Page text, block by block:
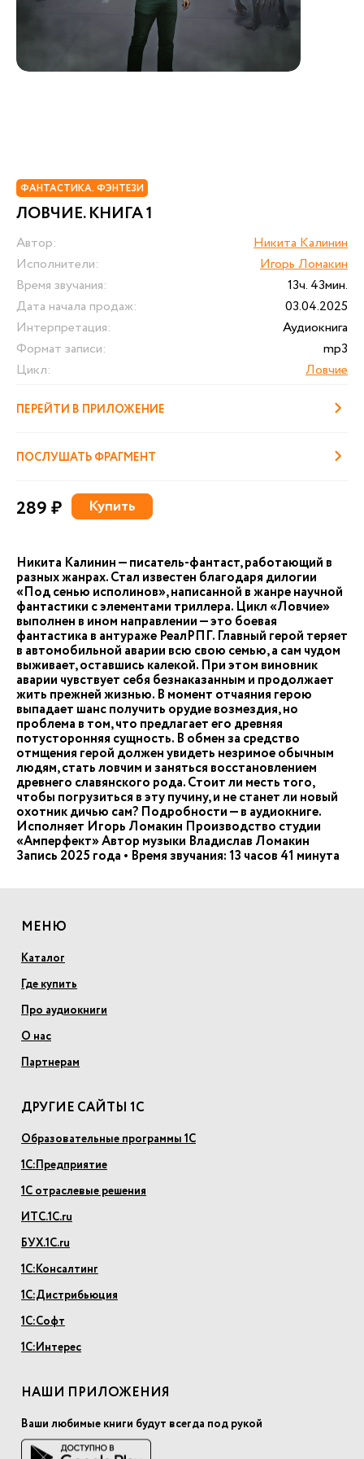
ФАНТАСТИКА. ФЭНТЕЗИ
ЛОВЧИЕ. КНИГА 1
Автор:
Никита Калинин
Исполнители:
Игорь Ломакин
Время звучания:
13ч. 43мин.
Дата начала продаж:
03.04.2025
Интерпретация:
Аудиокнига
Формат записи:
mp3
Цикл:
Ловчие
ПЕРЕЙТИ В ПРИЛОЖЕНИЕ
ПОСЛУШАТЬ ФРАГМЕНТ
289 ₽ Купить
Никита Калинин — писатель-фантаст, работающий в
разных жанрах. Стал известен благодаря дилогии
«Под сенью исполинов», написанной в жанре научной
фантастики с элементами триллера. Цикл «Ловчие»
выполнен в ином направлении — это боевая
фантастика в антураже РеалРПГ. Главный герой теряет
в автомобильной аварии всю свою семью, а сам чудом
выживает, оставшись калекой. При этом виновник
аварии чувствует себя безнаказанным и продолжает
жить прежней жизнью. В момент отчаяния герою
выпадает шанс получить орудие возмездия, но
проблема в том, что предлагает его древняя
потусторонняя сущность. В обмен за средство
отмщения герой должен увидеть незримое обычным
людям, стать ловчим и заняться восстановлением
древнего славянского рода. Стоит ли месть того,
чтобы погрузиться в эту пучину, и не станет ли новый
охотник дичью сам? Подробности — в аудиокниге.
Исполняет Игорь Ломакин Производство студии
«Амперфект» Автор музыки Владислав Ломакин
Запись 2025 года • Время звучания: 13 часов 41 минута
МЕНЮ
Каталог
Где купить
Про аудиокниги
О нас
Партнерам
ДРУГИЕ САЙТЫ 1С
Образовательные программы 1С
1С:Предприятие
1С отраслевые решения
ИТС.1С.ru
БУХ.1С.ru
1С:Консалтинг
1С:Дистрибьюция
1С:Софт
1С:Интерес
НАШИ ПРИЛОЖЕНИЯ
Ваши любимые книги будут всегда под рукой